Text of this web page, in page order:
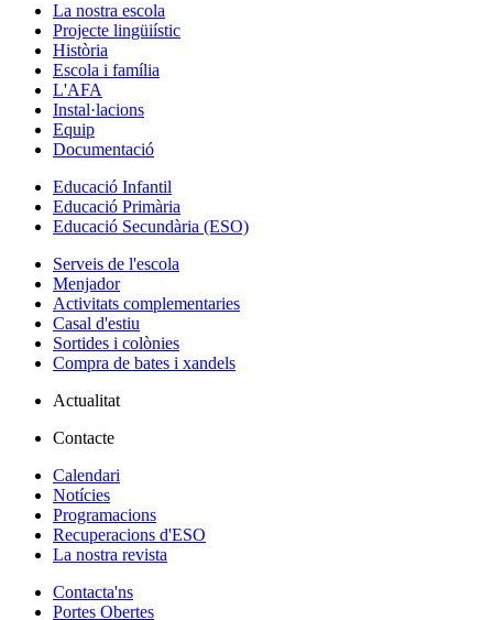
La nostra escola
Projecte lingüiístic
Història
Escola i família
L'AFA
Instal·lacions
Equip
Documentació
Educació Infantil
Educació Primària
Educació Secundària (ESO)
Serveis de l'escola
Menjador
Activitats complementaries
Casal d'estiu
Sortides i colònies
Compra de bates i xandels
Actualitat
Contacte
Calendari
Notícies
Programacions
Recuperacions d'ESO
La nostra revista
Contacta'ns
Portes Obertes